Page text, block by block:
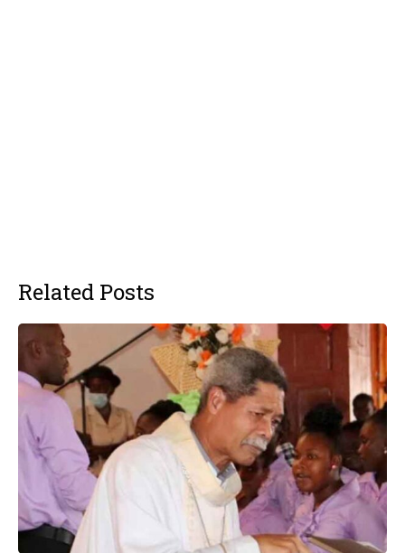
Related Posts